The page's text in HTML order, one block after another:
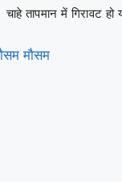
तापमान में गिरावट
मौसम